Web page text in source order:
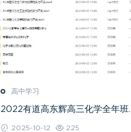
高中学习
2022有道高东辉高三化学全年班
2025-10-12 225